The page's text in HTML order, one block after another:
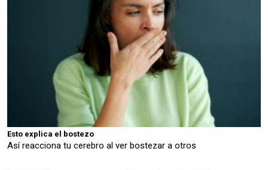
Esto explica el bostezo
Así reacciona tu cerebro al ver bostezar a otros